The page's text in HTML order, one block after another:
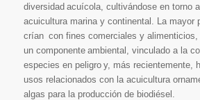
diversidad acuícola, cultivándose en torno
acuicultura marina y continental. La mayor
crían con fines comerciales y alimenticios,
un componente ambiental, vinculado a la
especies en peligro y, más recientemente,
usos relacionados con la acuicultura
algas para la producción de biodiésel.